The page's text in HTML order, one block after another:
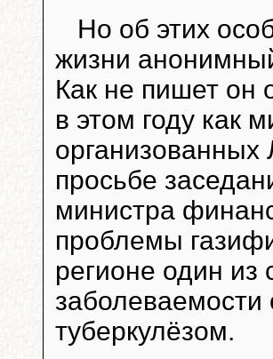
Но об этих
жизни
Как не пишет он
в этом году как
просьбе
министра
проблемы
регионе один
заболеваемости
туберкулёзом.